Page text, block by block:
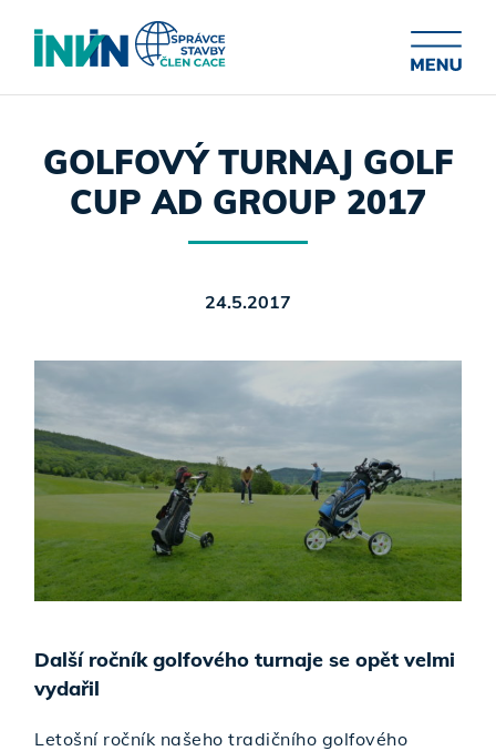
GOLFOVÝ TURNAJ GOLF
CUP AD GROUP 2017
24.5.2017
Další ročník golfového turnaje se opět velmi
vydařil
Letošní ročník našeho tradičního golfového